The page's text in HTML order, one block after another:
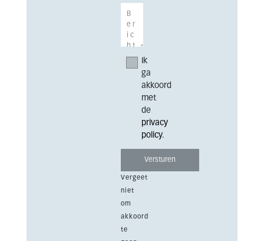
Ik
ga
akkoord
met
de
privacy
policy.
Vergeet
niet
om
akkoord
te